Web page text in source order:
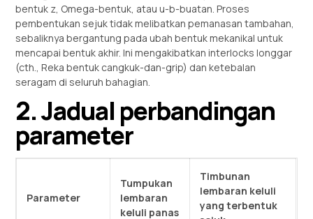
bentuk z, Omega-bentuk, atau u-b-buatan. Proses
pembentukan sejuk tidak melibatkan pemanasan tambahan,
sebaliknya bergantung pada ubah bentuk mekanikal untuk
mencapai bentuk akhir. Ini mengakibatkan interlocks longgar
(cth., Reka bentuk cangkuk-dan-grip) dan ketebalan
seragam di seluruh bahagian.
2. Jadual perbandingan
parameter
Parameter
Tumpukan
lembaran
keluli panas
Timbunan
lembaran keluli
yang terbentuk